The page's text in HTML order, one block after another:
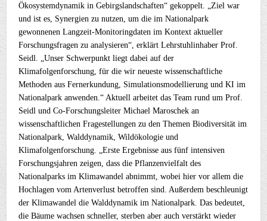
Ökosystemdynamik in Gebirgslandschaften“ gekoppelt. „Ziel war
und ist es, Synergien zu nutzen, um die im Nationalpark
gewonnenen Langzeit-Monitoringdaten im Kontext aktueller
Forschungsfragen zu analysieren“, erklärt Lehrstuhlinhaber Prof.
Seidl. „Unser Schwerpunkt liegt dabei auf der
Klimafolgenforschung, für die wir neueste wissenschaftliche
Methoden aus Fernerkundung, Simulationsmodellierung und KI im
Nationalpark anwenden.“ Aktuell arbeitet das Team rund um Prof.
Seidl und Co-Forschungsleiter Michael Maroschek an
wissenschaftlichen Fragestellungen zu den Themen Biodiversität im
Nationalpark, Walddynamik, Wildökologie und
Klimafolgenforschung. „Erste Ergebnisse aus fünf intensiven
Forschungsjahren zeigen, dass die Pflanzenvielfalt des
Nationalparks im Klimawandel abnimmt, wobei hier vor allem die
Hochlagen vom Artenverlust betroffen sind. Außerdem beschleunigt
der Klimawandel die Walddynamik im Nationalpark. Das bedeutet,
die Bäume wachsen schneller, sterben aber auch verstärkt wieder